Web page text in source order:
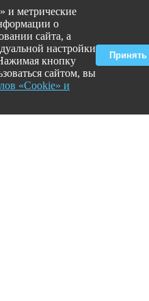
и метрические
о
сайта, а
настройки
кнопку
сайтом, вы
«Cookie» и
Принять
обработку персональных данных|